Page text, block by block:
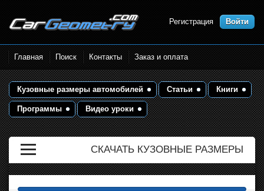
Размеры кузова автомобилей.
Контрольные точки и кузовные
размеры. Геометрия кузова
Регистрация Войти
Главная Поиск Контакты Заказ и оплата
Кузовные размеры автомобилей Статьи Книги
Программы Видео уроки
СКАЧАТЬ КУЗОВНЫЕ РАЗМЕРЫ